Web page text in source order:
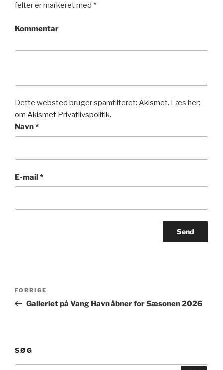
felter er markeret med *
Kommentar
Dette websted bruger spamfilteret: Akismet. Læs her:
om Akismet Privatlivspolitik.
Navn*
E-mail*
Indlægsnavigation
Forrige
indlæg
FORRIGE
Galleriet på Vang Havn åbner for Sæsonen 2026
SØG